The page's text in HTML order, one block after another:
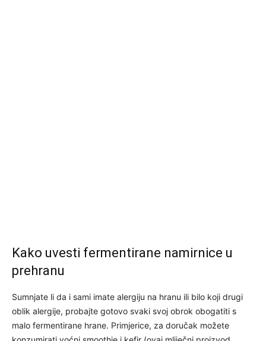
Kako uvesti fermentirane namirnice u
prehranu
Sumnjate li da i sami imate alergiju na hranu ili bilo koji drugi
oblik alergije, probajte gotovo svaki svoj obrok obogatiti s
malo fermentirane hrane. Primjerice, za doručak možete